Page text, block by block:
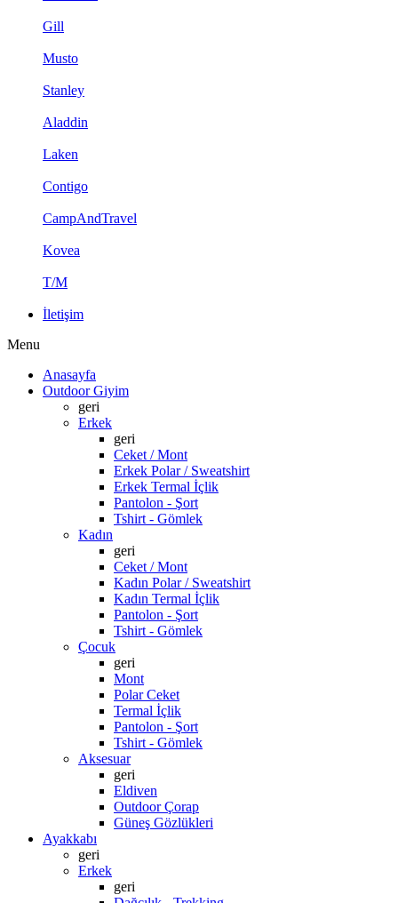
Gill
Musto
Stanley
Aladdin
Laken
Contigo
CampAndTravel
Kovea
T/M
İletişim
Menu
Anasayfa
Outdoor Giyim
geri
Erkek
geri
Ceket / Mont
Erkek Polar / Sweatshirt
Erkek Termal İçlik
Pantolon - Şort
Tshirt - Gömlek
Kadın
geri
Ceket / Mont
Kadın Polar / Sweatshirt
Kadın Termal İçlik
Pantolon - Şort
Tshirt - Gömlek
Çocuk
geri
Mont
Polar Ceket
Termal İçlik
Pantolon - Şort
Tshirt - Gömlek
Aksesuar
geri
Eldiven
Outdoor Çorap
Güneş Gözlükleri
Ayakkabı
geri
Erkek
geri